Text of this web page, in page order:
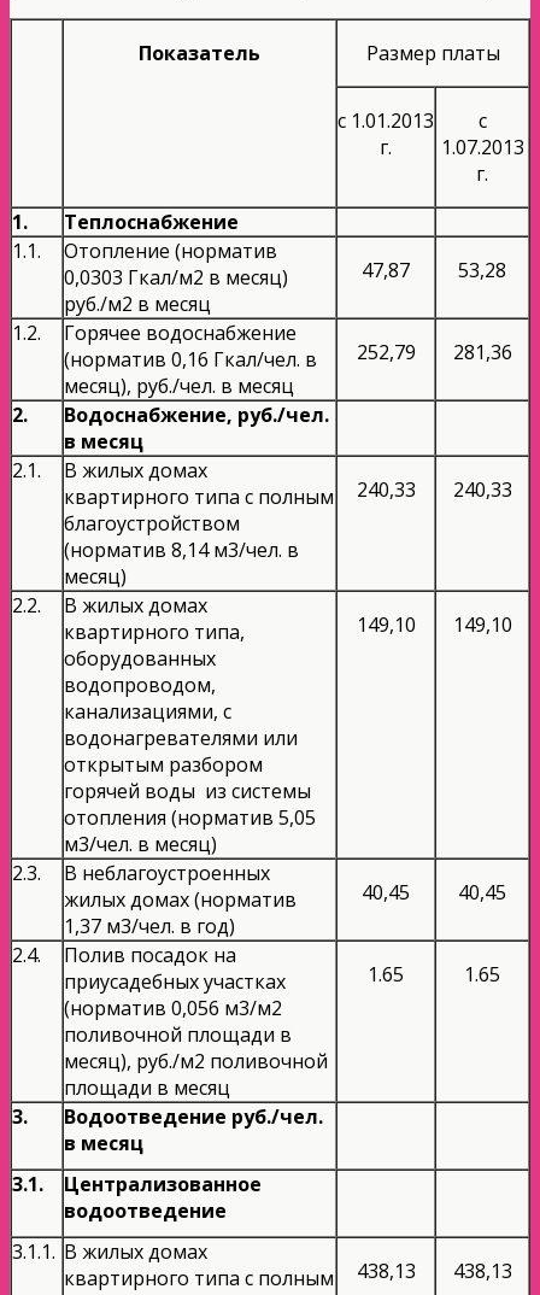
Показатель Размер платы
с 1.01.2013
г.
с
1.07.2013
г.
1.
Теплоснабжение
1.1.
Отопление (норматив
0,0303 Гкал/м2 в месяц)
руб./м2 в месяц
47,87 53,28
1.2.
Горячее водоснабжение
(норматив 0,16 Гкал/чел. в
месяц), руб./чел. в месяц
252,79 281,36
2.
Водоснабжение, руб./чел.
в месяц
2.1.
В жилых домах
квартирного типа с полным
благоустройством
(норматив 8,14 м3/чел. в
месяц)
240,33 240,33
2.2.
В жилых домах
квартирного типа,
оборудованных
водопроводом,
канализациями, с
водонагревателями или
открытым разбором
горячей воды из системы
отопления (норматив 5,05
м3/чел. в месяц)
149,10 149,10
2.3.
В неблагоустроенных
жилых домах (норматив
1,37 м3/чел. в год)
40,45 40,45
2.4.
Полив посадок на
приусадебных участках
(норматив 0,056 м3/м2
поливочной площади в
месяц), руб./м2 поливочной
площади в месяц
1.65 1.65
3.
Водоотведение руб./чел.
в месяц
3.1.
Централизованное
водоотведение
3.1.1. В жилых домах
квартирного типа с полным
438,13 438,13